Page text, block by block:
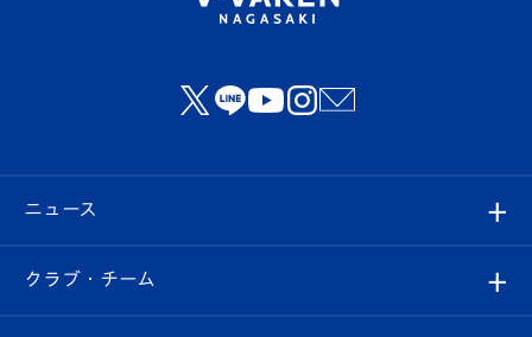
ニュース
すべて
クラブ・チーム